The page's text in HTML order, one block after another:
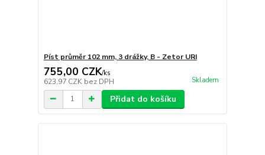
Píst průměr 102 mm, 3 drážky, B - Zetor URI
755,00 CZK/ks
623,97 CZK bez DPH Skladem
Přidat do košíku